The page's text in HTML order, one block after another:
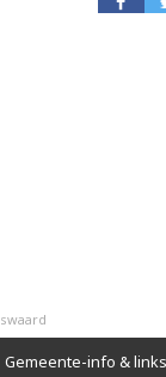
Gemeente-info & links